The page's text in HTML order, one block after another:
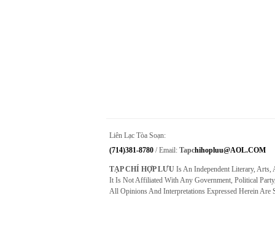
Liên Lạc Tòa Soạn:
(714)381-8780 / Email: TapcHihopluu@AOL.COM
TẠP CHÍ HỢP LƯU Is An Independent Literary, Arts,
It Is Not Affiliated With Any Government, Political
All Opinions And Interpretations Expressed Herein Are